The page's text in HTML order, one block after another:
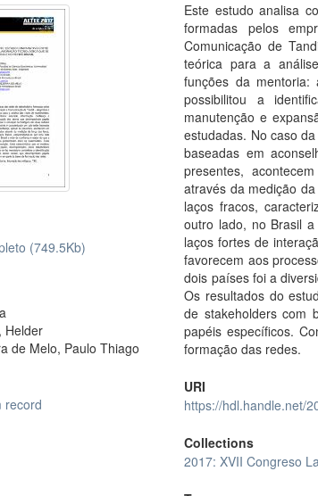
(749.5Kb)
Helder
de Melo, Paulo Thiago
record
Este estudo analisa
formadas pelos
Comunicação de
teórica para a
funções da mentoria:
possibilitou a
manutenção e
estudadas. No caso
baseadas em
presentes,
através da medição
laços fracos,
outro lado, no Brasil
laços fortes de
favorecem aos
dois países foi a
Os resultados do
de stakeholders com
papéis específicos.
formação das redes.
URI
https://hdl.handle.net/
Collections
2017: XVII Congreso